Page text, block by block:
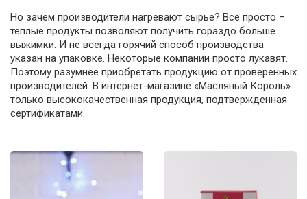
Но зачем производители нагревают сырье? Все просто –
теплые продукты позволяют получить гораздо больше
выжимки. И не всегда горячий способ производства
указан на упаковке. Некоторые компании просто лукавят.
Поэтому разумнее приобретать продукцию от проверенных
производителей. В интернет-магазине «Масляный Король»
только высококачественная продукция, подтвержденная
сертификатами.